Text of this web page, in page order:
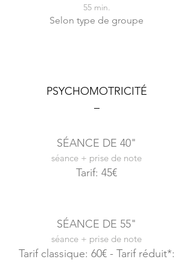
55 min.
Selon type de groupe
PSYCHOMOTRICITÉ
–
SÉANCE DE 40"
séance + prise de note
Tarif: 45€
SÉANCE DE 55"
séance + prise de note
Tarif classique: 60€ - Tarifréduit*: